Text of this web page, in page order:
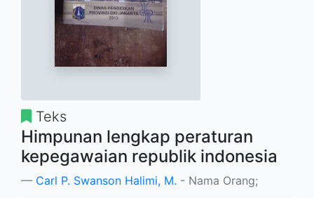
Teks
Himpunan lengkap peraturan
kepegawaian republik indonesia
Carl P. Swanson Halimi, M. - Nama Orang;